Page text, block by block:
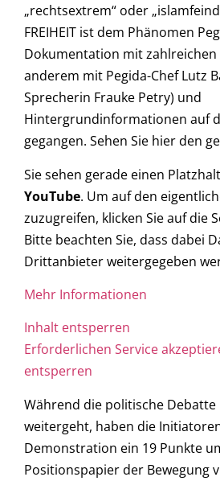
„rechtsextrem“ oder
FREIHEIT ist dem Phänomen
Dokumentation mit
anderem mit Pegida-Chef Lutz
Sprecherin Frauke Petry) und
Hintergrundinformationen auf
gegangen. Sehen Sie hier den
Sie sehen gerade einen
YouTube. Um auf den
zuzugreifen, klicken Sie auf die
Bitte beachten Sie, dass dabei
Drittanbieter weitergegeben
Mehr Informationen
Inhalt entsperren
Erforderlichen Service
entsperren
Während die politische Debatte
weitergeht, haben die
Demonstration ein 19 Punkte
Positionspapier der Bewegung